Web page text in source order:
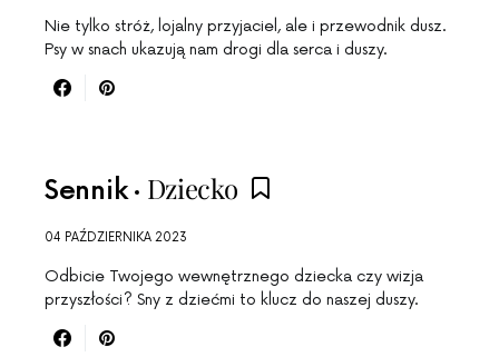
Nie tylko stróż, lojalny przyjaciel, ale i przewodnik dusz.
Psy w snach ukazują nam drogi dla serca i duszy.
Sennik Dziecko
04 PAŹDZIERNIKA 2023
Odbicie Twojego wewnętrznego dziecka czy wizja
przyszłości? Sny z dziećmi to klucz do naszej duszy.